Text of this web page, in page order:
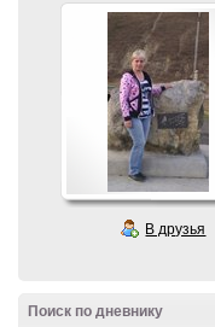
В друзья
Поиск по дневнику